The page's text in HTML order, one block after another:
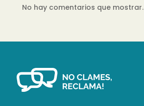
No hay comentarios que mostrar.